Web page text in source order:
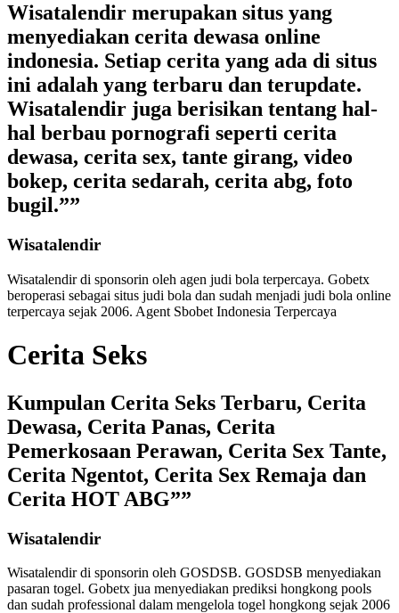
Wisatalendir merupakan situs yang
menyediakan cerita dewasa online
indonesia. Setiap cerita yang ada di situs
ini adalah yang terbaru dan terupdate.
Wisatalendir juga berisikan tentang hal-
hal berbau pornografi seperti cerita
dewasa, cerita sex, tante girang, video
bokep, cerita sedarah, cerita abg, foto
bugil.””
Wisatalendir
Wisatalendir di sponsorin oleh agen judi bola terpercaya. Gobetx
beroperasi sebagai situs judi bola dan sudah menjadi judi bola online
terpercaya sejak 2006. Agent Sbobet Indonesia Terpercaya
Cerita Seks
Kumpulan Cerita Seks Terbaru, Cerita
Dewasa, Cerita Panas, Cerita
Pemerkosaan Perawan, Cerita Sex Tante,
Cerita Ngentot, Cerita Sex Remaja dan
Cerita HOT ABG””
Wisatalendir
Wisatalendir di sponsorin oleh GOSDSB. GOSDSB menyediakan
pasaran togel. Gobetx jua menyediakan prediksi hongkong pools
dan sudah professional dalam mengelola togel hongkong sejak 2006